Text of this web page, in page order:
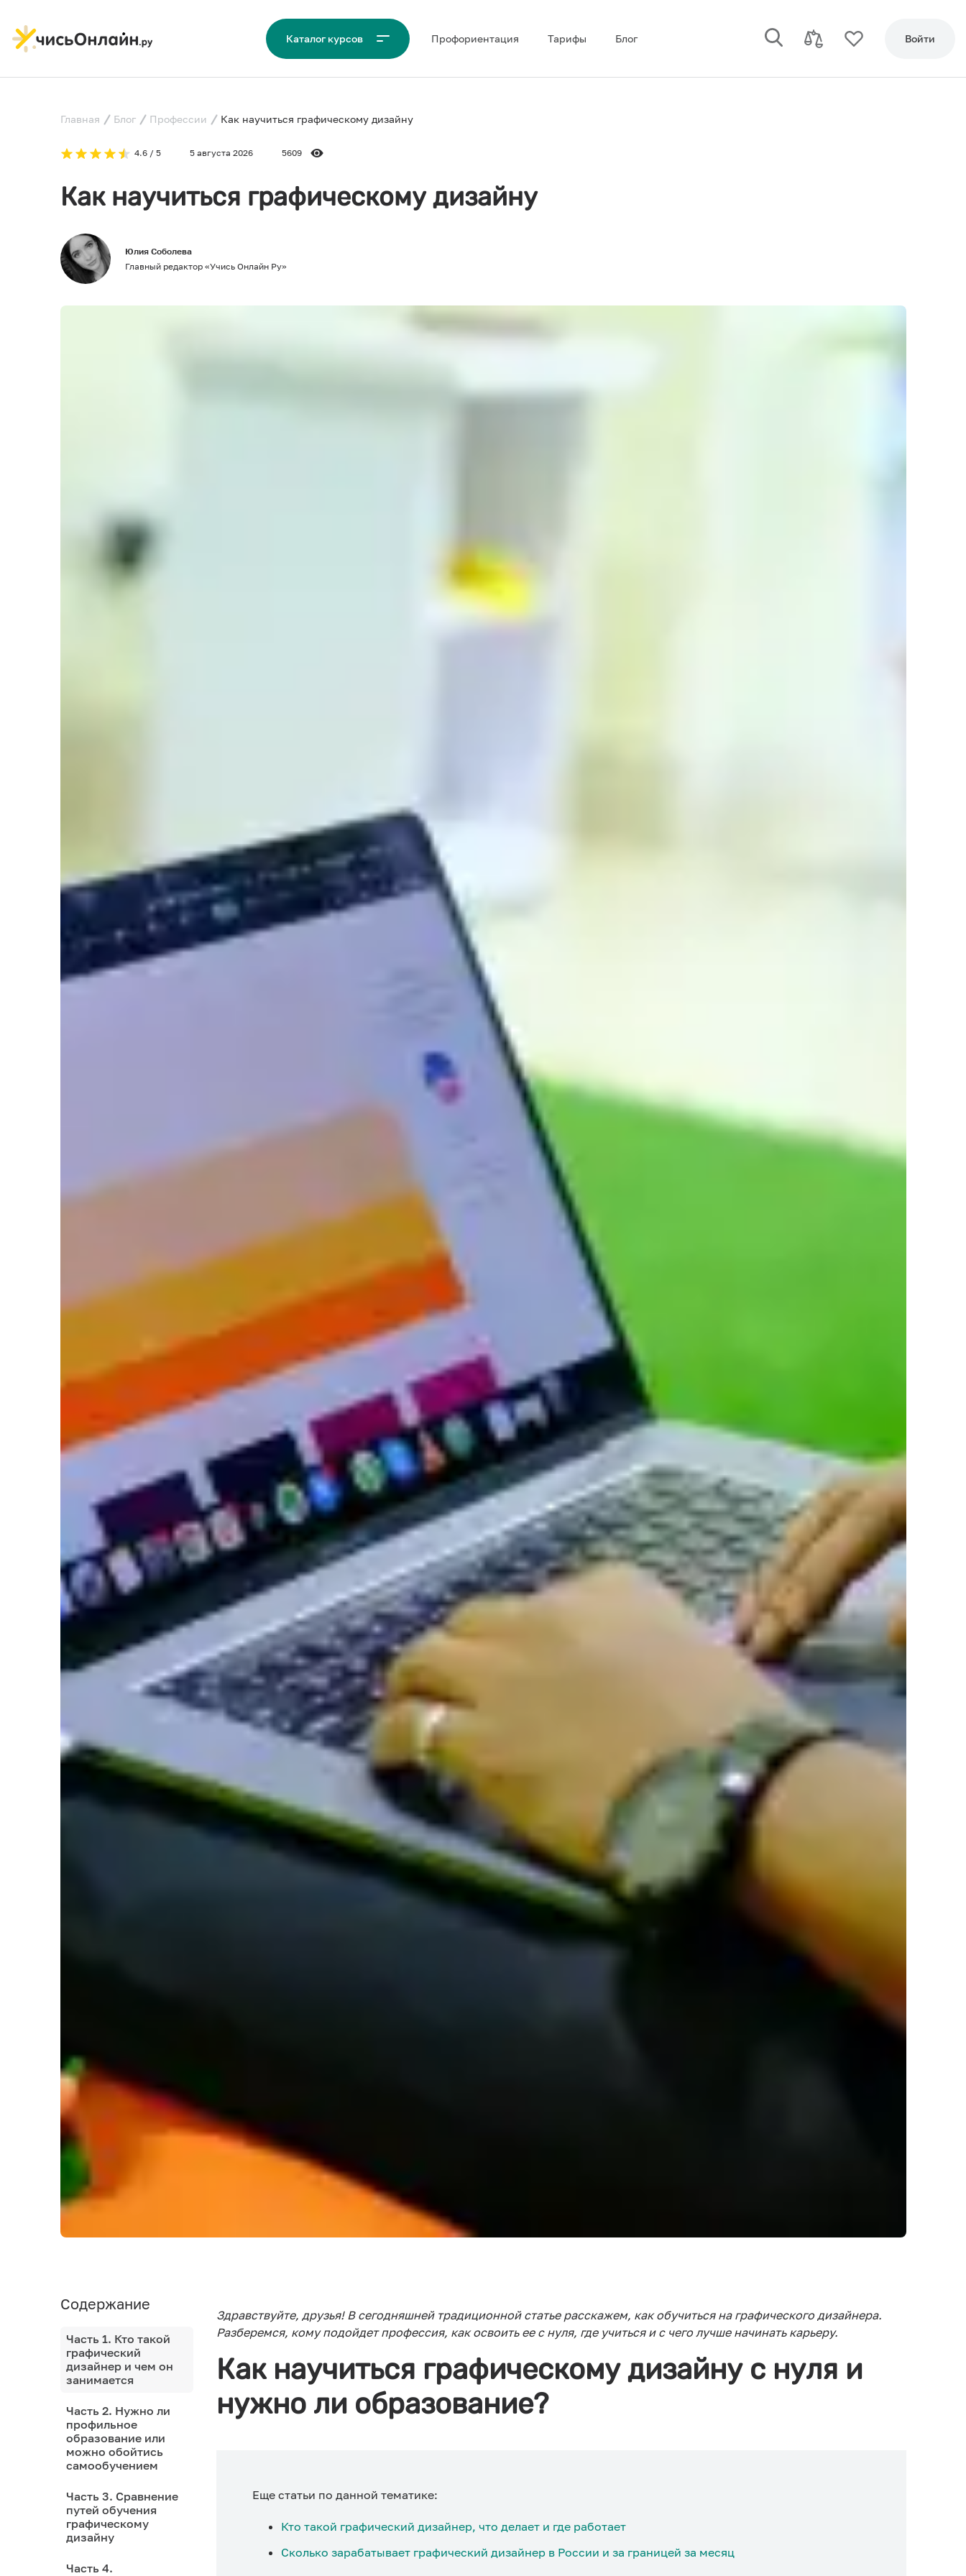
Каталог курсов Проф‌ориентация Тарифы Блог Войти
Главная Блог Профессии Как научиться графическому дизайну
4.6 / 5 5 августа 2026 5609
Как научиться графическому дизайну
Юлия Соболева
Главный редактор «Учись Онлайн Ру»
Содержание
Часть 1. Кто такой
графический
дизайнер и чем он
занимается
Часть 2. Нужно ли
профильное
образование или
можно обойтись
самообучением
Часть 3. Сравнение
путей обучения
графическому
дизайну
Часть 4.
Здравствуйте, друзья! В сегодняшней традиционной статье расскажем, как обучиться на графического дизайнера.
Разберемся, кому подойдет профессия, как освоить ее с нуля, где учиться и с чего лучше начинать карьеру.
Как научиться графическому дизайну с нуля и
нужно ли образование?
Еще статьи по данной тематике:
Кто такой графический дизайнер, что делает и где работает
Сколько зарабатывает графический дизайнер в России и за границей за месяц